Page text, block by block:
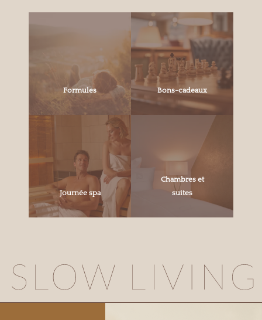
Formules Bons-cadeaux
Journée spa
Chambres et
suites